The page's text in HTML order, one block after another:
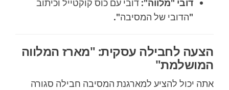
דובי "מלווה": דובי עם כוס קוקטייל וכיתוב
"הדובי של המסיבה".
הצעה לחבילה עסקית: "מארז המלווה
המושלמת"
אתה יכול להציע למארגנת המסיבה חבילה סגורה